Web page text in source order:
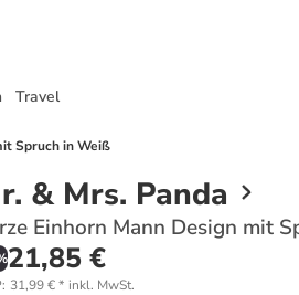
Travel
Spruch in Weiß
& Mrs. Panda
Einhorn Mann Design mit
21,85 €
: 31,99 €* inkl. MwSt.